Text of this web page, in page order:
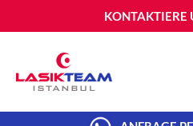
Inhalt
KONTAKTIERE